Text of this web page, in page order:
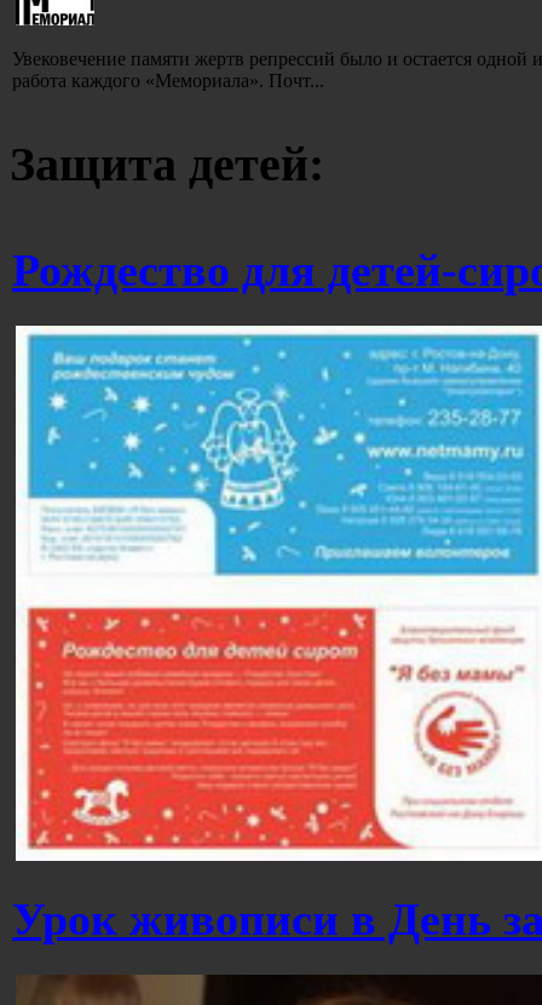
Увековечение памяти жертв репрессий было и остается
работа каждого «Мемориала». Почт...
Защита детей:
Рождество для детей-
Урок живописи в День